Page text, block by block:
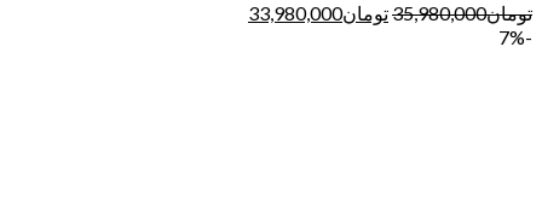
تومان35,980,000تومان33,980,000
-7%